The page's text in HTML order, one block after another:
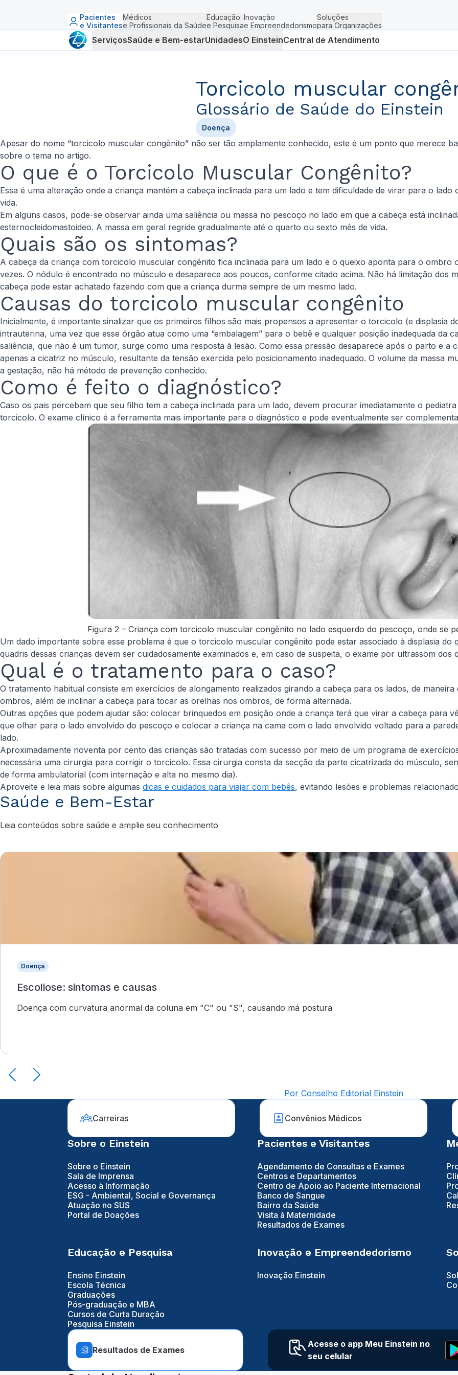
Pacientes
e Visitantes
Médicos
e Profissionais da Saúde
Educação
e Pesquisa
Inovação
e Empreendedorismo
Soluções
para Organizações
ServiçosSaúde e Bem-estarUnidadesO EinsteinCentral de Atendimento
Torcicolo muscular
Glossário de Saúde do Einstein
Doença
Apesar do nome “torcicolo muscular congênito” não ser tão amplamente conhecido, este é um ponto que merece
sobre o tema no artigo.
O que é o Torcicolo Muscular Congênito?
Essa é uma alteração onde a criança mantém a cabeça inclinada para um lado e tem dificuldade de virar para o
vida.
Em alguns casos, pode-se observar ainda uma saliência ou massa no pescoço no lado em que a cabeça está
esternocleidomastoideo. A massa em geral regride gradualmente até o quarto ou sexto mês de vida.
Quais são os sintomas?
A cabeça da criança com torcicolo muscular congênito fica inclinada para um lado e o queixo aponta para o ombro
vezes. O nódulo é encontrado no músculo e desaparece aos poucos, conforme citado acima. Não há limitação dos
cabeça pode estar achatado fazendo com que a criança durma sempre de um mesmo lado.
Causas do torcicolo muscular congênito
Inicialmente, é importante sinalizar que os primeiros filhos são mais propensos a apresentar o torcicolo (e displasia
intrauterina, uma vez que esse órgão atua como uma “embalagem” para o bebê e qualquer posição inadequada da
saliência, que não é um tumor, surge como uma resposta à lesão. Como essa pressão desaparece após o parto e
apenas a cicatriz no músculo, resultante da tensão exercida pelo posicionamento inadequado. O volume da massa
a gestação, não há método de prevenção conhecido.
Como é feito o diagnóstico?
Caso os pais percebam que seu filho tem a cabeça inclinada para um lado, devem procurar imediatamente o
torcicolo. O exame clínico é a ferramenta mais importante para o diagnóstico e pode eventualmente ser
Figura 2 – Criança com torcicolo muscular congênito no lado esquerdo do pescoço, onde se
Um dado importante sobre esse problema é que o torcicolo muscular congênito pode estar associado à displasia do
quadris dessas crianças devem ser cuidadosamente examinados e, em caso de suspeita, o exame por ultrassom dos
Qual é o tratamento para o caso?
O tratamento habitual consiste em exercícios de alongamento realizados girando a cabeça para os lados, de
ombros, além de inclinar a cabeça para tocar as orelhas nos ombros, de forma alternada.
Outras opções que podem ajudar são: colocar brinquedos em posição onde a criança terá que virar a cabeça para
que olhar para o lado envolvido do pescoço e colocar a criança na cama com o lado envolvido voltado para a
lado.
Aproximadamente noventa por cento das crianças são tratadas com sucesso por meio de um programa de
necessária uma cirurgia para corrigir o torcicolo. Essa cirurgia consta da secção da parte cicatrizada do músculo,
de forma ambulatorial (com internação e alta no mesmo dia).
Aproveite e leia mais sobre algumas dicas e cuidados para viajar com bebês, evitando lesões e problemas
Saúde e Bem-Estar
Leia conteúdos sobre saúde e amplie seu conhecimento
Doença
Escoliose: sintomas e causas
Doença com curvatura anormal da coluna em "C" ou "S", causando má postura
Por Conselho Editorial Einstein
Carreiras Convênios Médicos
Sobre o Einstein
Sobre o Einstein
Sala de Imprensa
Acesso à Informação
ESG - Ambiental, Social e Governança
Atuação no SUS
Portal de Doações
Pacientes e Visitantes
Agendamento de Consultas e Exames
Centros e Departamentos
Centro de Apoio ao Paciente Internacional
Banco de Sangue
Bairro da Saúde
Visita à Maternidade
Resultados de Exames
Educação e Pesquisa
Ensino Einstein
Escola Técnica
Graduações
Pós-graduação e MBA
Cursos de Curta Duração
Pesquisa Einstein
Inovação e Empreendedorismo
Inovação Einstein
Resultados de Exames
Acesse o app Meu Einstein no
seu celular